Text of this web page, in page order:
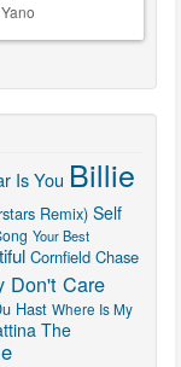
Is You Billie
Remix) Self
Your Best
Cornfield Chase
Don't Care
Hast Where Is My
The